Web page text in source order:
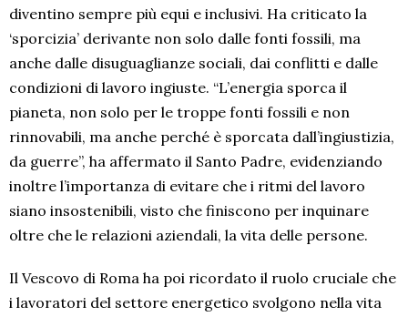
diventino sempre più equi e inclusivi. Ha criticato la
‘sporcizia’ derivante non solo dalle fonti fossili, ma
anche dalle disuguaglianze sociali, dai conflitti e dalle
condizioni di lavoro ingiuste. “L’energia sporca il
pianeta, non solo per le troppe fonti fossili e non
rinnovabili, ma anche perché è sporcata dall’ingiustizia,
da guerre”, ha affermato il Santo Padre, evidenziando
inoltre l’importanza di evitare che i ritmi del lavoro
siano insostenibili, visto che finiscono per inquinare
oltre che le relazioni aziendali, la vita delle persone.
Il Vescovo di Roma ha poi ricordato il ruolo cruciale che
i lavoratori del settore energetico svolgono nella vita